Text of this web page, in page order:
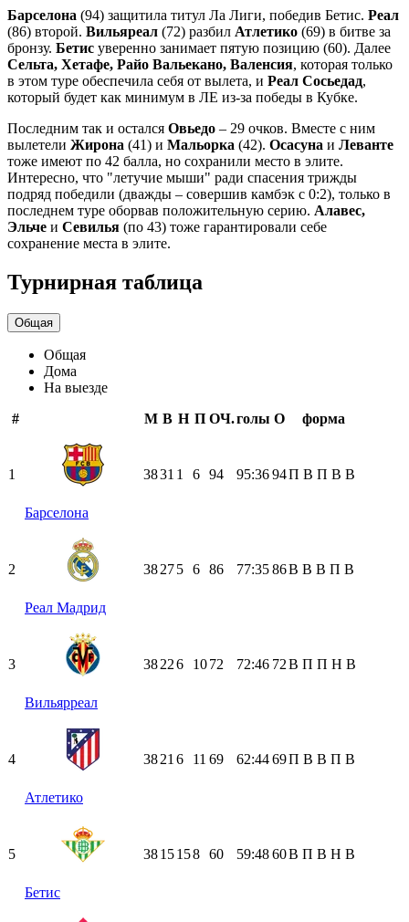
Барселона (94) защитила титул Ла Лиги, победив Бетис. Реал
(86) второй. Вильяреал (72) разбил Атлетико (69) в битве за
бронзу. Бетис уверенно занимает пятую позицию (60). Далее
Сельта, Хетафе, Райо Вальекано, Валенсия, которая только
в этом туре обеспечила себя от вылета, и Реал Сосьедад,
который будет как минимум в ЛЕ из-за победы в Кубке.
Последним так и остался Овьедо – 29 очков. Вместе с ним
вылетели Жирона (41) и Мальорка (42). Осасуна и Леванте
тоже имеют по 42 балла, но сохранили место в элите.
Интересно, что "летучие мыши" ради спасения трижды
подряд победили (дважды – совершив камбэк с 0:2), только в
последнем туре оборвав положительную серию. Алавес,
Эльче и Севилья (по 43) тоже гарантировали себе
сохранение места в элите.
Турнирная таблица
Общая
Общая
Дома
На выезде
#
М В Н П ОЧ.голы О форма
1
Барселона
3831 1 6 94 95:3694П В П В В
2
Реал Мадрид
38275 6 86 77:3586В В В П В
3
Вильярреал
38226 1072 72:46 72В П П Н В
4
Атлетико
3821 6 11 69 62:4469П В В П В
5
Бетис
3815158 60 59:4860В П В Н В